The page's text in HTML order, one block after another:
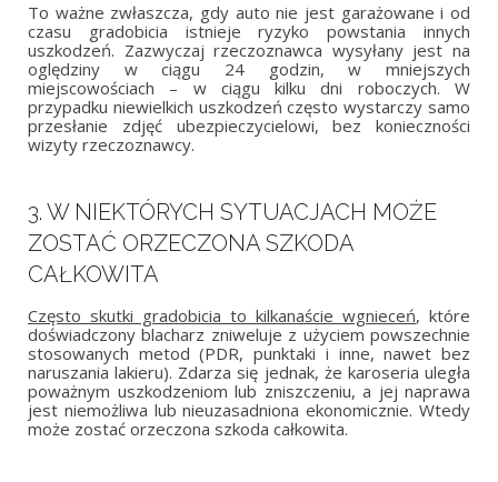
To ważne zwłaszcza, gdy auto nie jest garażowane i od
czasu gradobicia istnieje ryzyko powstania innych
uszkodzeń. Zazwyczaj rzeczoznawca wysyłany jest na
oględziny w ciągu 24 godzin, w mniejszych
miejscowościach – w ciągu kilku dni roboczych. W
przypadku niewielkich uszkodzeń często wystarczy samo
przesłanie zdjęć ubezpieczycielowi, bez konieczności
wizyty rzeczoznawcy.
3. W NIEKTÓRYCH SYTUACJACH MOŻE
ZOSTAĆ ORZECZONA SZKODA
CAŁKOWITA
Często skutki gradobicia to kilkanaście wgnieceń, które
doświadczony blacharz zniweluje z użyciem powszechnie
stosowanych metod (PDR, punktaki i inne, nawet bez
naruszania lakieru). Zdarza się jednak, że karoseria uległa
poważnym uszkodzeniom lub zniszczeniu, a jej naprawa
jest niemożliwa lub nieuzasadniona ekonomicznie. Wtedy
może zostać orzeczona szkoda całkowita.